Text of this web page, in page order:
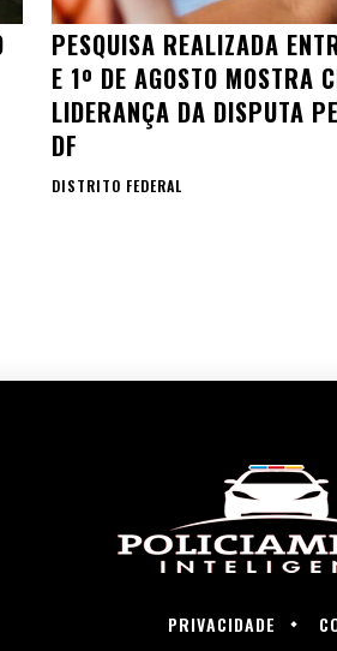
PESQUISA REALIZADA
E 1º DE AGOSTO MOSTRA
LIDERANÇA DA DISPUTA
DF
DISTRITO FEDERAL
PRIVACIDADE